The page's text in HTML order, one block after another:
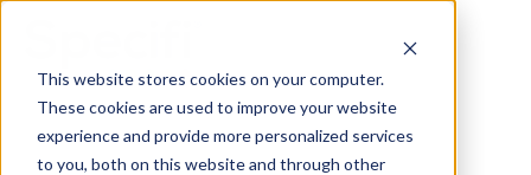
This website stores cookies on your computer.
These cookies are used to improve your website
experience and provide more personalized services
to you, both on this website and through other
content